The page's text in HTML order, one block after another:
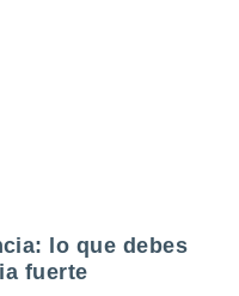
lo que debes
fuerte